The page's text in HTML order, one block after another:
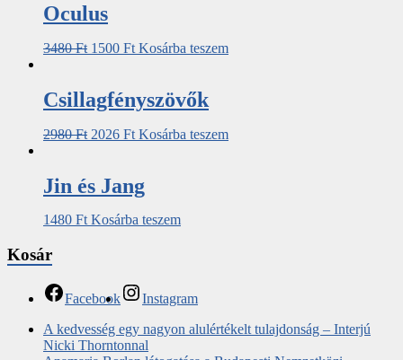
Oculus
3480Ft 1500 Ft Kosárba teszem
Csillagfényszövők
2980Ft 2026 Ft Kosárba teszem
Jin és Jang
1480 Ft Kosárba teszem
Kosár
Facebook
Instagram
A kedvesség egy nagyon alulértékelt tulajdonság – Interjú
Nicki Thorntonnal